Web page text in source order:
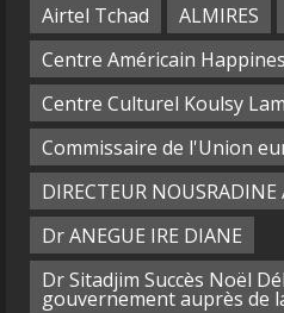
Airtel Tchad
ALMIRES
Centre Américain
Centre Culturel Koulsy
Commissaire de l'Union
DIRECTEUR NOUSRADINE
Dr ANEGUE IRE DIANE
Dr Sitadjim Succès Noël
gouvernement auprès de